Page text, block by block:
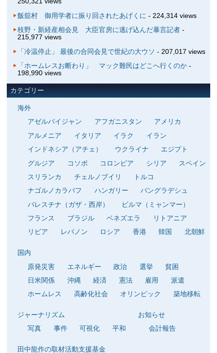
飯舘村 御用学者に振り回されたあげくに - 224,314 views
枝野・新経産相会見 大臣官房に逃げ込んだ暴言記者-
215,977 views
「冷温停止」 最後の合同会見で世紀の大ウソ - 207,017 views
「ホームレスお断わり」 マック難民はどこへ行くのか-
198,990 views
カテゴリー
海外
アゼルバイジャン
アフガニスタン
アメリカ
アルメニア
イタリア イラク
イラン
インドネシア（アチェ）
ウクライナ
エジプト
グルジア
コソボ コロンビア シリア
スペイン
スリランカ
チェルノブイリ
トルコ
ナゴルノカラバフ
ハンガリー
バングラデシュ
パレスチナ（ガザ・西岸）
ビルマ（ミャンマー）
フランス
ブラジル ベネズエラ
リトアニア
リビア
レバノン ロシア 香港 韓国 北朝鮮
国内
原発災害
エネルギー 政治 選挙
貧困
日米関係
沖縄 経済 憲法 雇用
派遣
ホームレス
高齢化社会 オリンピック 築地移転
ジャーナリズム
写真
事件 可視化 平和
お知らせ
会計報告
田中龍作の取材活動支援基金